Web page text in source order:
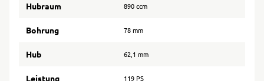
Hubraum 890 ccm
Bohrung 78 mm
Hub 62,1 mm
Leistung 119 PS